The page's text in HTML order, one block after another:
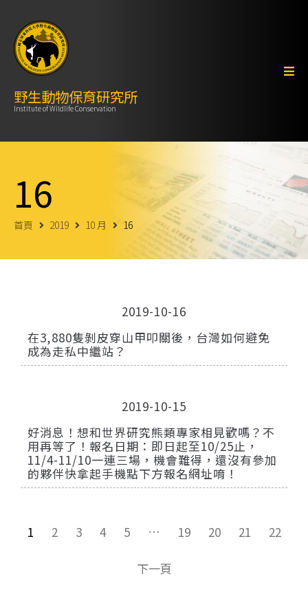
野生動物保育研究所
Institute of Wildlife Conservation
16
首頁 2019 10 月 16
2019-10-16
在3,880隻剝皮穿山甲叩關後，台灣如何避免
成為走私中繼站？
2019-10-15
好消息！想和世界研究熊類專家相見歡嗎？不
用再等了！報名日期：即日起至10/25止，
11/4-11/10一連三場，機會難得，還沒有參加
的夥伴快拿起手機點下方報名網址唷！
1 2 3 4 5 … 19 20 21 22
下一頁